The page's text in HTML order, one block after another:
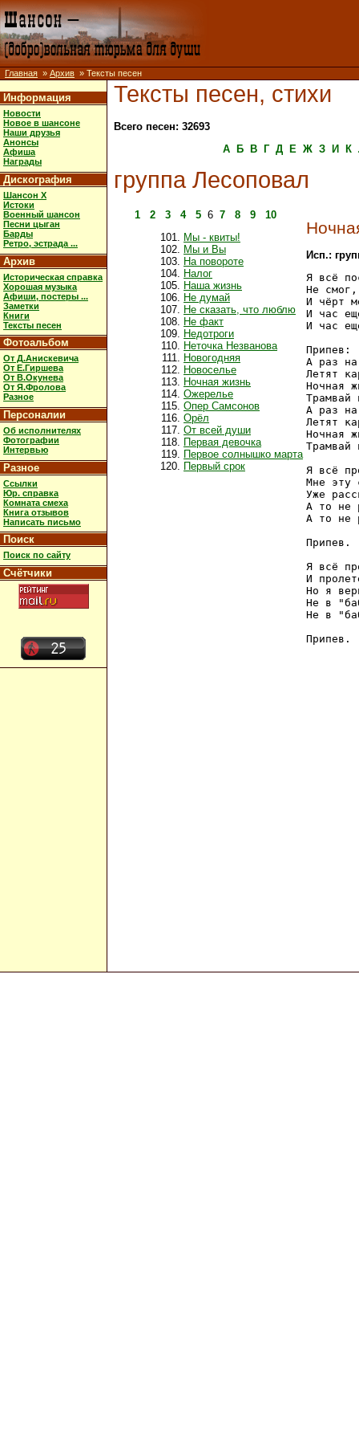
Главная » Архив » Тексты песен
Информация
Новости
Новое в шансоне
Наши друзья
Анонсы
Афиша
Награды
Дискография
Шансон X
Истоки
Военный шансон
Песни цыган
Барды
Ретро, эстрада ...
Архив
Историческая справка
Хорошая музыка
Афиши, постеры ...
Заметки
Книги
Тексты песен
Фотоальбом
От Д.Анискевича
От Е.Гиршева
От В.Окунева
От Я.Фролова
Разное
Персоналии
Об исполнителях
Фотографии
Интервью
Разное
Ссылки
Юр. справка
Комната смеха
Книга отзывов
Написать письмо
Поиск
Поиск по сайту
Счётчики
Тексты песен, стихи
Всего песен: 32693
А
Б В Г Д Е Ж З И К
группа Лесоповал
1 2 3 4 5 6 7 8 9
10
Мы - квиты!
Мы и Вы
На повороте
Налог
Наша жизнь
Не думай
Не сказать, что люблю
Не факт
Недотроги
Неточка Незванова
Новогодняя
Новоселье
Ночная жизнь
Ожерелье
Опер Самсонов
Орёл
От всей души
Первая девочка
Первое солнышко марта
Первый срок
Исп.:
Я всё
Не
И чёрт
И час
И час
Припев:
А раз
Летят
Ночная
Трамвай
А раз
Летят
Ночная
Трамвай
Я всё
Мне эту
Уже
А то не
А то не
Припев.
Я всё
И
Но я
Не в
Не в